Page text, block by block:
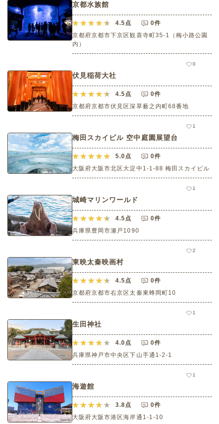
京都水族館
4.5点
0件
京都府京都市下京区観喜寺町35-1（梅小路公園
内）
0
伏見稲荷大社
4.5点
0件
京都府京都市伏見区深草薮之内町68番地
1
梅田スカイビル 空中庭園展望台
5.0点
0件
大阪府大阪市北区大淀中1-1-88 梅田スカイビル
1
城崎マリンワールド
4.5点
0件
兵庫県豊岡市瀬戸1090
2
東映太秦映画村
4.5点
0件
京都府京都市右京区太秦東蜂岡町10
1
生田神社
4.0点
0件
兵庫県神戸市中央区下山手通1-2-1
1
海遊館
3.8点
0件
大阪府大阪市港区海岸通1-1-10